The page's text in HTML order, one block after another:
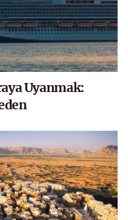
Uyanmak: